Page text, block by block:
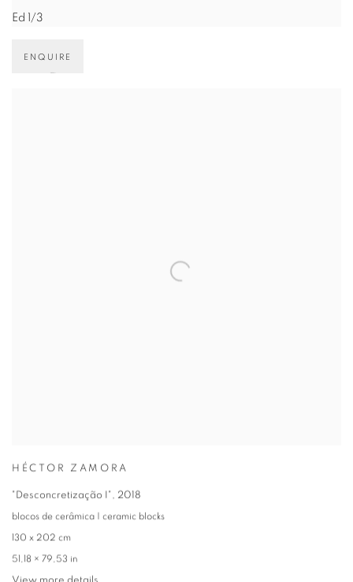
Ed 1/3
ENQUIRE
HÉCTOR ZAMORA
"Desconcretização I" , 2018
blocos de cerâmica | ceramic blocks
130 x 202 cm
51,18 × 79,53 in